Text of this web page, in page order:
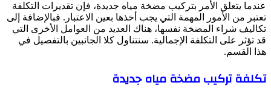
عندما يتعلق الأمر بتركيب مضخة مياه جديدة، فإن تقديرات التكلفة
تعتبر من الأمور المهمة التي يجب أخذها بعين الاعتبار. فبالإضافة إلى
تكاليف شراء المضخة نفسها، هناك العديد من العوامل الأخرى التي
قد تؤثر على التكلفة الإجمالية. سنتناول كلا الجانبين بالتفصيل في
هذا القسم.
تكلفة تركيب مضخة مياه جديدة